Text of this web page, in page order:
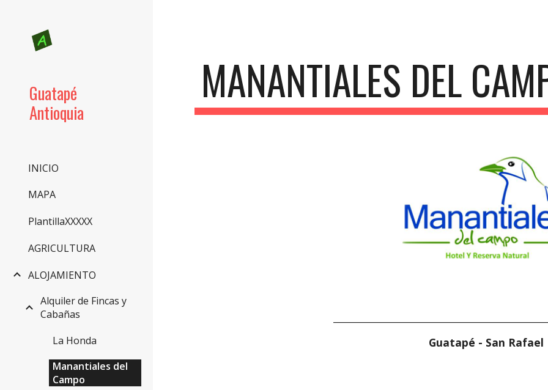
Guatapé
Antioquia
INICIO
MAPA
PlantillaXXXXX
AGRICULTURA
ALOJAMIENTO
Alquiler de Fincas y
Cabañas
La Honda
Manantiales del
Campo
MANANTIALES DEL
Guatapé - San Rafael